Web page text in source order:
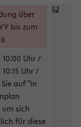
über
bis zum
10:00 Uhr /
Uhr /
auf "In
um sich
für diese